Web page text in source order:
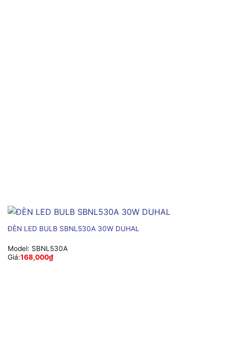
ĐÈN LED BULB SBNL530A 30W DUHAL
Model: SBNL530A
Giá:168,000₫